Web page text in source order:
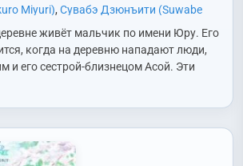
Miyuri), Сувабэ Дзюнъити (Suwabe
(Honda Takako)
живёт мальчик по имени Юру. Его
когда на деревню нападают люди,
и его сестрой-близнецом Асой. Эти